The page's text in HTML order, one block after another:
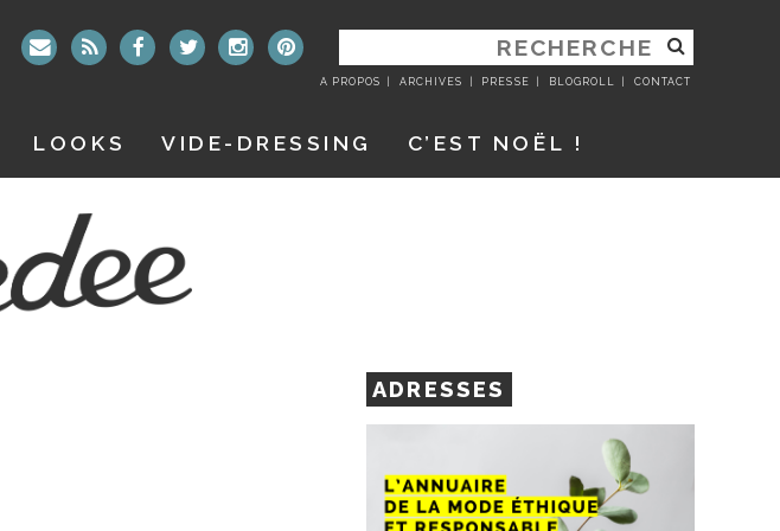
RECHERCHER
:
A PROPOS ARCHIVES PRESSE BLOGROLL CONTACT
LOOKS VIDE-DRESSING C’EST NOËL !
ADRESSES